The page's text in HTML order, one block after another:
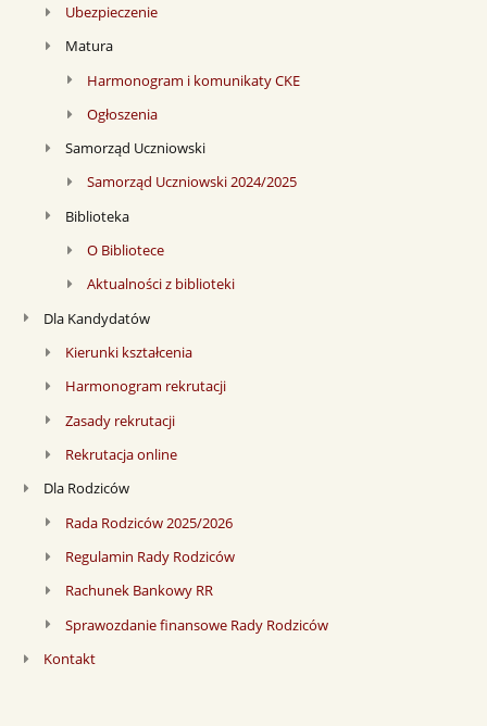
Ubezpieczenie
Matura
Harmonogram i komunikaty CKE
Ogłoszenia
Samorząd Uczniowski
Samorząd Uczniowski 2024/2025
Biblioteka
O Bibliotece
Aktualności z biblioteki
Dla Kandydatów
Kierunki kształcenia
Harmonogram rekrutacji
Zasady rekrutacji
Rekrutacja online
Dla Rodziców
Rada Rodziców 2025/2026
Regulamin Rady Rodziców
Rachunek Bankowy RR
Sprawozdanie finansowe Rady Rodziców
Kontakt